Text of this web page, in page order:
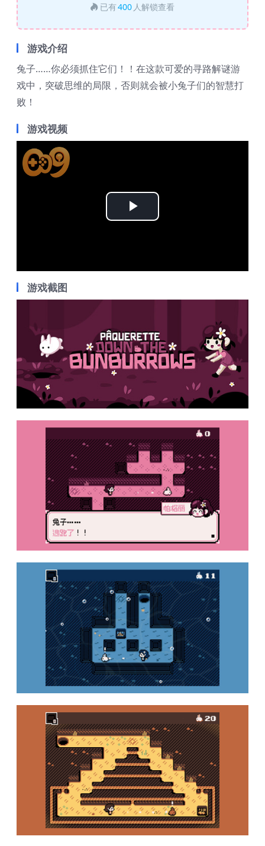
已有400 人解锁查看
游戏介绍
兔子……你必须抓住它们！！在这款可爱的寻路解谜游
戏中，突破思维的局限，否则就会被小兔子们的智慧打
败！
游戏视频
Play
游戏截图